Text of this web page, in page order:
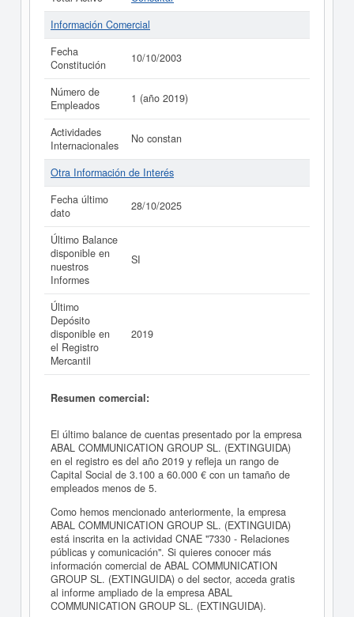
Información Comercial
Fecha
Constitución
10/10/2003
Número de
Empleados
1 (año 2019)
Actividades
Internacionales
No constan
Otra Información de Interés
Fecha último
dato
28/10/2025
Último Balance
disponible en
nuestros
Informes
SI
Último
Depósito
disponible en
el Registro
Mercantil
2019
Resumen comercial:
El último balance de cuentas presentado por la empresa
ABAL COMMUNICATION GROUP SL. (EXTINGUIDA)
en el registro es del año 2019 y refleja un rango de
Capital Social de 3.100 a 60.000 € con un tamaño de
empleados menos de 5.
Como hemos mencionado anteriormente, la empresa
ABAL COMMUNICATION GROUP SL. (EXTINGUIDA)
está inscrita en la actividad CNAE "7330 - Relaciones
públicas y comunicación". Si quieres conocer más
información comercial de ABAL COMMUNICATION
GROUP SL. (EXTINGUIDA) o del sector, acceda gratis
al informe ampliado de la empresa ABAL
COMMUNICATION GROUP SL. (EXTINGUIDA).